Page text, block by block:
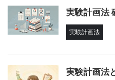
実験計画法
実験計画法
実験計画法